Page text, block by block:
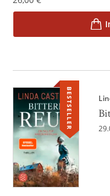
BESTSELLER